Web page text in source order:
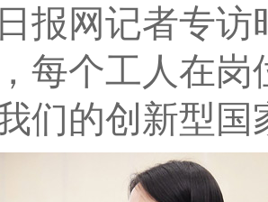
报网记者专
每个工人在
们的创新型国